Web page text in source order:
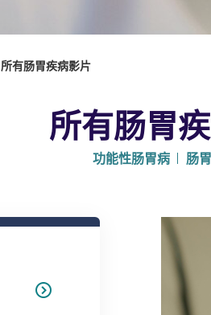
所有肠胃疾病影片
所有肠胃
功能性肠胃病 肠